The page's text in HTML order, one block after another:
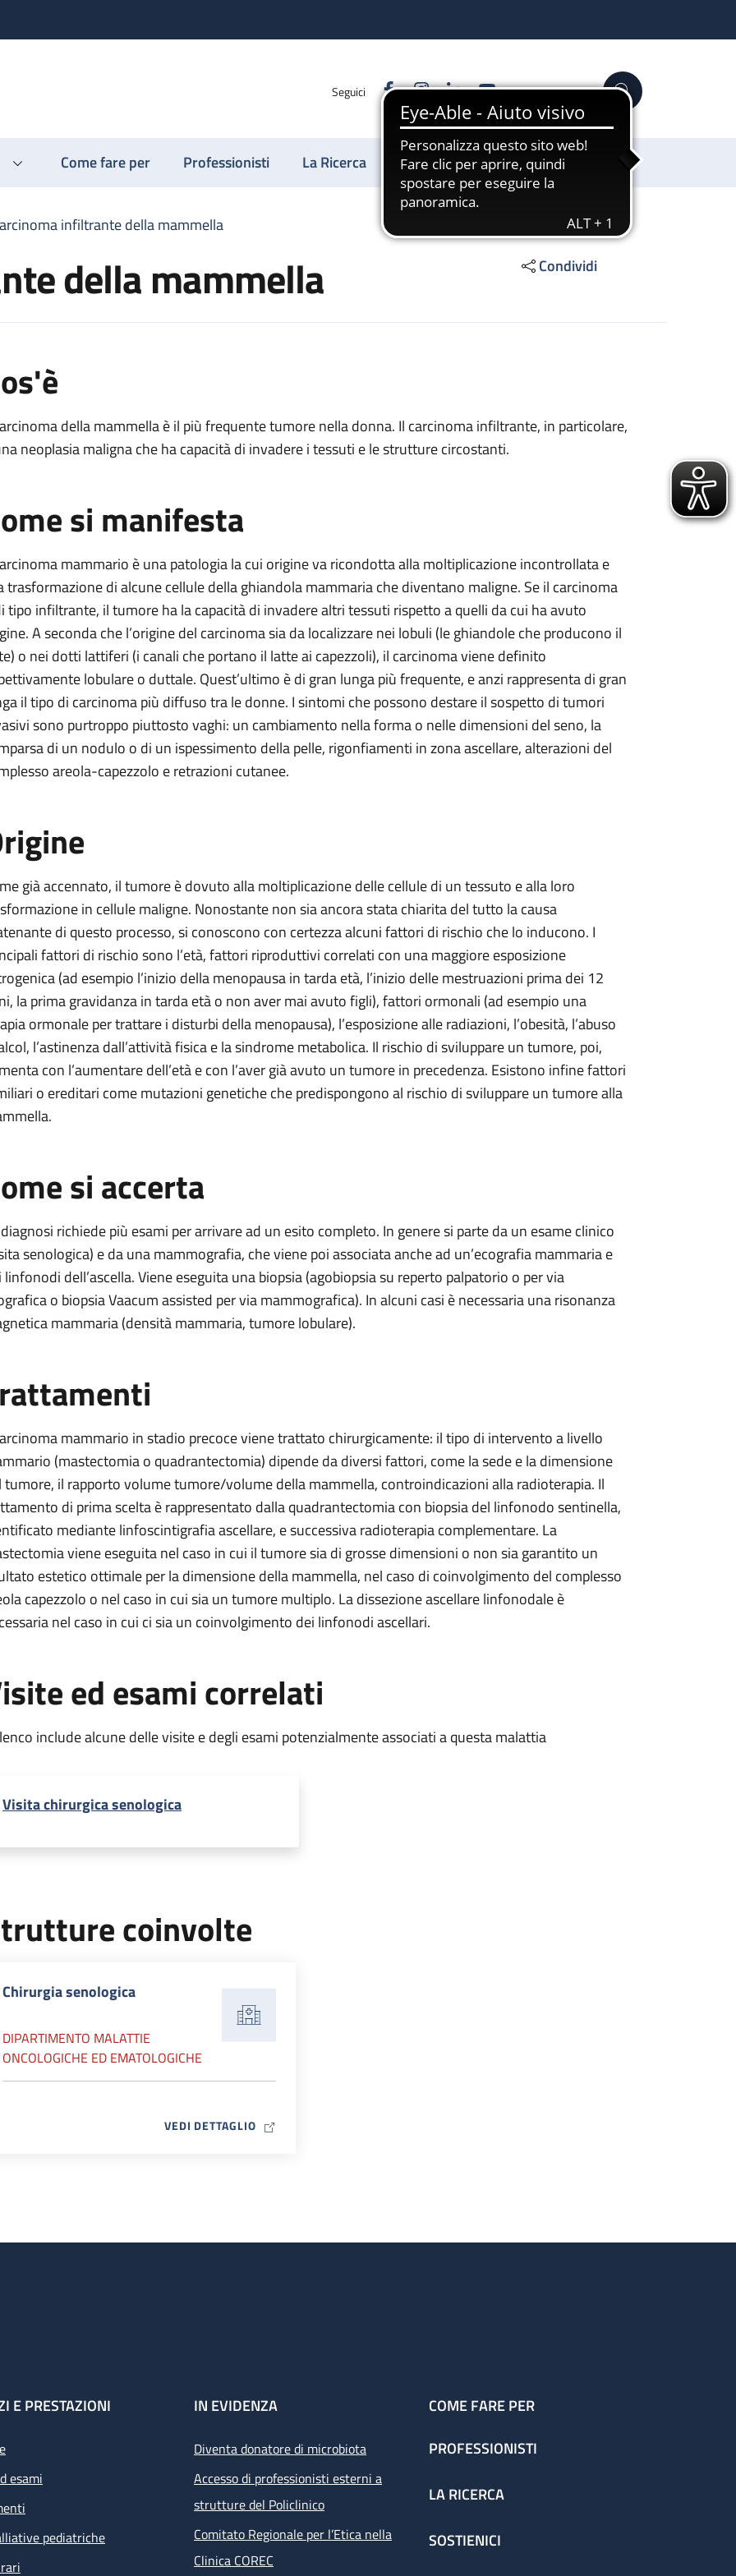
Seguici FacebookInstagram
LinkedinYouTube Cerca
Come fare per Professionisti La Ricerca Sostienici
infiltrante della mammella
della mammella Condividi
della mammella
della mammella è il più frequente tumore nella donna. Il carcinoma infiltrante, in particolare,
neoplasia maligna che ha capacità di invadere i tessuti e le strutture circostanti.
si manifesta
mammario è una patologia la cui origine va ricondotta alla moltiplicazione incontrollata e
trasformazione di alcune cellule della ghiandola mammaria che diventano maligne. Se il carcinoma
tipo infiltrante, il tumore ha la capacità di invadere altri tessuti rispetto a quelli da cui ha avuto
A seconda che l’origine del carcinoma sia da localizzare nei lobuli (le ghiandole che producono il
o nei dotti lattiferi (i canali che portano il latte ai capezzoli), il carcinoma viene definito
lobulare o duttale. Quest’ultimo è di gran lunga più frequente, e anzi rappresenta di gran
il tipo di carcinoma più diffuso tra le donne. I sintomi che possono destare il sospetto di tumori
sono purtroppo piuttosto vaghi: un cambiamento nella forma o nelle dimensioni del seno, la
di un nodulo o di un ispessimento della pelle, rigonfiamenti in zona ascellare, alterazioni del
areola-capezzolo e retrazioni cutanee.
già accennato, il tumore è dovuto alla moltiplicazione delle cellule di un tessuto e alla loro
in cellule maligne. Nonostante non sia ancora stata chiarita del tutto la causa
di questo processo, si conoscono con certezza alcuni fattori di rischio che lo inducono. I
fattori di rischio sono l’età, fattori riproduttivi correlati con una maggiore esposizione
(ad esempio l’inizio della menopausa in tarda età, l’inizio delle mestruazioni prima dei 12
la prima gravidanza in tarda età o non aver mai avuto figli), fattori ormonali (ad esempio una
ormonale per trattare i disturbi della menopausa), l’esposizione alle radiazioni, l’obesità, l’abuso
l’astinenza dall’attività fisica e la sindrome metabolica. Il rischio di sviluppare un tumore, poi,
con l’aumentare dell’età e con l’aver già avuto un tumore in precedenza. Esistono infine fattori
o ereditari come mutazioni genetiche che predispongono al rischio di sviluppare un tumore alla
si accerta
richiede più esami per arrivare ad un esito completo. In genere si parte da un esame clinico
senologica) e da una mammografia, che viene poi associata anche ad un’ecografia mammaria e
linfonodi dell’ascella. Viene eseguita una biopsia (agobiopsia su reperto palpatorio o per via
o biopsia Vaacum assisted per via mammografica). In alcuni casi è necessaria una risonanza
mammaria (densità mammaria, tumore lobulare).
mammario in stadio precoce viene trattato chirurgicamente: il tipo di intervento a livello
(mastectomia o quadrantectomia) dipende da diversi fattori, come la sede e la dimensione
tumore, il rapporto volume tumore/volume della mammella, controindicazioni alla radioterapia. Il
di prima scelta è rappresentato dalla quadrantectomia con biopsia del linfonodo sentinella,
mediante linfoscintigrafia ascellare, e successiva radioterapia complementare. La
viene eseguita nel caso in cui il tumore sia di grosse dimensioni o non sia garantito un
estetico ottimale per la dimensione della mammella, nel caso di coinvolgimento del complesso
capezzolo o nel caso in cui sia un tumore multiplo. La dissezione ascellare linfonodale è
nel caso in cui ci sia un coinvolgimento dei linfonodi ascellari.
ed esami correlati
include alcune delle visite e degli esami potenzialmente associati a questa malattia
Visita chirurgica senologica
coinvolte
Chirurgia senologica
DIPARTIMENTO MALATTIE
ONCOLOGICHE ED EMATOLOGICHE
VEDI DETTAGLIOMAP ICON
E PRESTAZIONI
esami
pediatriche
IN EVIDENZA
Diventa donatore di microbiota
Accesso di professionisti esterni a
strutture del Policlinico
Comitato Regionale per l’Etica nella
Clinica COREC
COME FARE PER
PROFESSIONISTI
LA RICERCA
SOSTIENICI